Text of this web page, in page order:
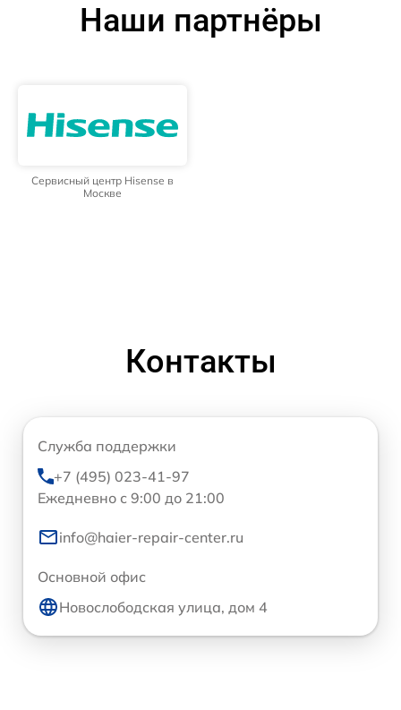
Наши партнёры
Сервисный центр Hisense в
Москве
Контакты
Служба поддержки
+7 (495) 023-41-97
Ежедневно с 9:00 до 21:00
info@haier-repair-center.ru
Основной офис
Новослободская улица, дом 4